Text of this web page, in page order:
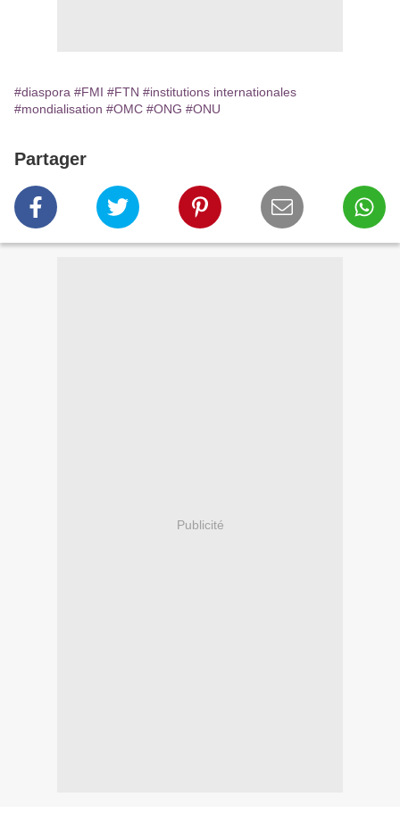
#diaspora #FMI #FTN #institutions internationales
#mondialisation #OMC #ONG #ONU
Partager
Publicité